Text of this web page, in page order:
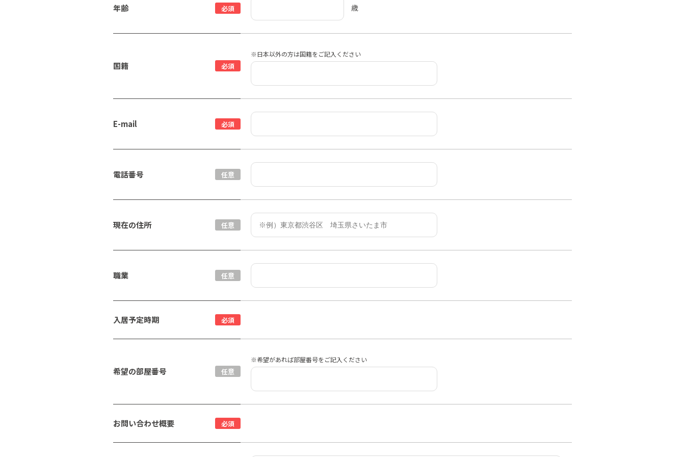
年齢 必須 歳
国籍 必須
※日本以外の方は国籍をご記入ください
E-mail 必須
電話番号 任意
現在の住所 任意
職業 任意
入居予定時期 必須
希望の部屋番号 任意
※希望があれば部屋番号をご記入ください
お問い合わせ概要 必須